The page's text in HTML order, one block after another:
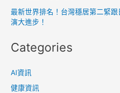
最新世界排名！台灣穩居第二緊
演大進步！
Categories
AI資訊
健康資訊